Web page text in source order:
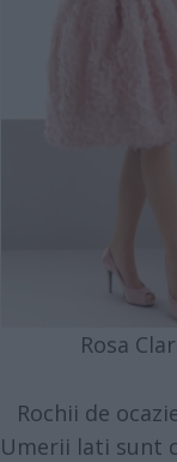
Rosa
Rochii de
Umerii lati sunt